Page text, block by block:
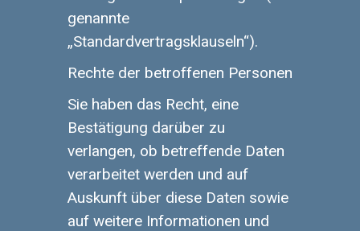
genannte
„Standardvertragsklauseln“).
Rechte der betroffenen Personen
Sie haben das Recht, eine
Bestätigung darüber zu
verlangen, ob betreffende Daten
verarbeitet werden und auf
Auskunft über diese Daten sowie
auf weitere Informationen und